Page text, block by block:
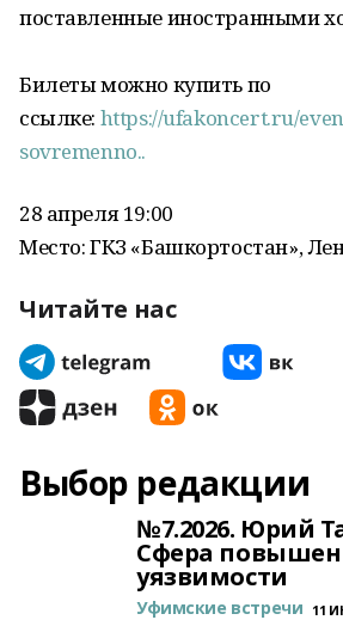
поставленные иностранными
Билеты можно купить по
ссылке: https://ufakoncert.ru/
sovremenno..
28 апреля 19:00
Место: ГКЗ «Башкортостан»,
Читайте нас
Выбор редакции
№7.2026. Юрий
Сфера
уязвимости
Уфимские встречи 11